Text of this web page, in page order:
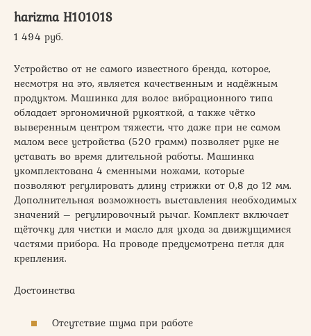
harizma H10101S
1 494 руб.
Устройство от не самого известного бренда, которое,
несмотря на это, является качественным и надёжным
продуктом. Машинка для волос вибрационного типа
обладает эргономичной рукояткой, а также чётко
выверенным центром тяжести, что даже при не самом
малом весе устройства (520 грамм) позволяет руке не
уставать во время длительной работы. Машинка
укомплектована 4 сменными ножами, которые
позволяют регулировать длину стрижки от 0,8 до 12 мм.
Дополнительная возможность выставления необходимых
значений – регулировочный рычаг. Комплект включает
щёточку для чистки и масло для ухода за движущимися
частями прибора. На проводе предусмотрена петля для
крепления.
Достоинства
Отсутствие шума при работе